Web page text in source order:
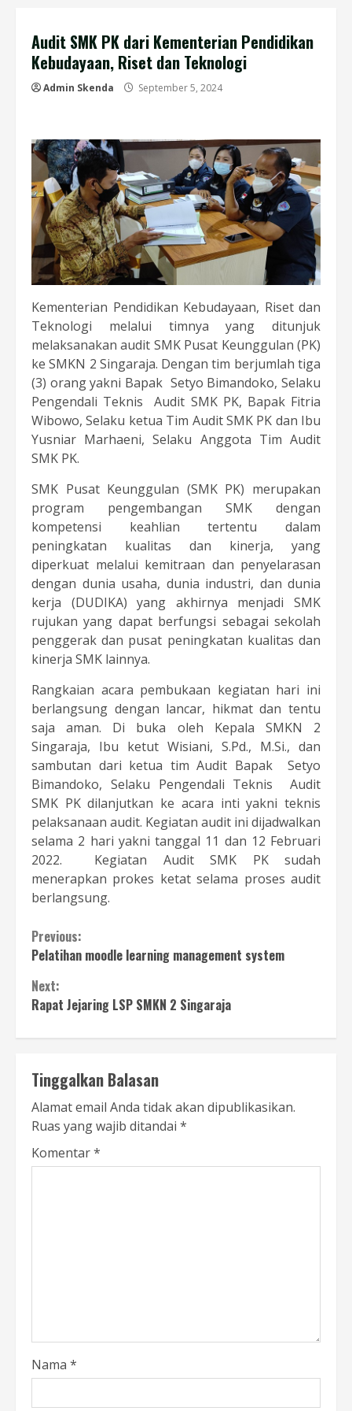
Audit SMK PK dari Kementerian Pendidikan
Kebudayaan, Riset dan Teknologi
Admin Skenda September 5, 2024
Kementerian Pendidikan Kebudayaan, Riset dan
Teknologi melalui timnya yang ditunjuk
melaksanakan audit SMK Pusat Keunggulan (PK)
ke SMKN 2 Singaraja. Dengan tim berjumlah tiga
(3) orang yakni Bapak Setyo Bimandoko, Selaku
Pengendali Teknis Audit SMK PK, Bapak Fitria
Wibowo, Selaku ketua Tim Audit SMK PK dan Ibu
Yusniar Marhaeni, Selaku Anggota Tim Audit
SMK PK.
SMK Pusat Keunggulan (SMK PK) merupakan
program pengembangan SMK dengan
kompetensi keahlian tertentu dalam
peningkatan kualitas dan kinerja, yang
diperkuat melalui kemitraan dan penyelarasan
dengan dunia usaha, dunia industri, dan dunia
kerja (DUDIKA) yang akhirnya menjadi SMK
rujukan yang dapat berfungsi sebagai sekolah
penggerak dan pusat peningkatan kualitas dan
kinerja SMK lainnya.
Rangkaian acara pembukaan kegiatan hari ini
berlangsung dengan lancar, hikmat dan tentu
saja aman. Di buka oleh Kepala SMKN 2
Singaraja, Ibu ketut Wisiani, S.Pd., M.Si., dan
sambutan dari ketua tim Audit Bapak Setyo
Bimandoko, Selaku Pengendali Teknis Audit
SMK PK dilanjutkan ke acara inti yakni teknis
pelaksanaan audit. Kegiatan audit ini dijadwalkan
selama 2 hari yakni tanggal 11 dan 12 Februari
2022. Kegiatan Audit SMK PK sudah
menerapkan prokes ketat selama proses audit
berlangsung.
Continue
Reading
Previous:
Pelatihan moodle learning management system
Next:
Rapat Jejaring LSP SMKN 2 Singaraja
Tinggalkan Balasan
Alamat email Anda tidak akan dipublikasikan.
Ruas yang wajib ditandai *
Komentar*
Nama *